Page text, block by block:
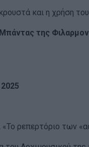
και η χρήση
της
ρεπερτόριο των